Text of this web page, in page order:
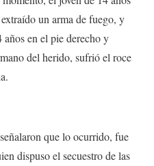
un arma de fuego, y
años en el pie derecho y
del herido, sufrió el roce
que lo ocurrido, fue
dispuso el secuestro de las